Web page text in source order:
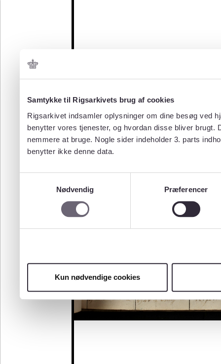
Samtykke til Rigsarkivets brug af cookies
Rigsarkivet indsamler oplysninger om dine besøg ved
benytter vores tjenester, og hvordan disse bliver
nemmere at bruge. Nogle sider indeholder 3. parts
benytter ikke denne data.
Nødvendig
Præferencer
Kun nødvendige cookies